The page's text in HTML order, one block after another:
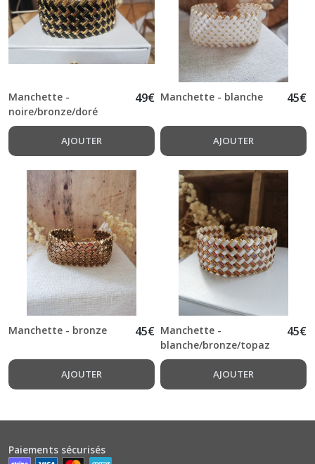
Manchette -
noire/bronze/doré
49€
AJOUTER
Manchette - blanche 45€
AJOUTER
Manchette - bronze 45€
AJOUTER
Manchette -
blanche/bronze/topaz
45€
AJOUTER
Paiements sécurisés